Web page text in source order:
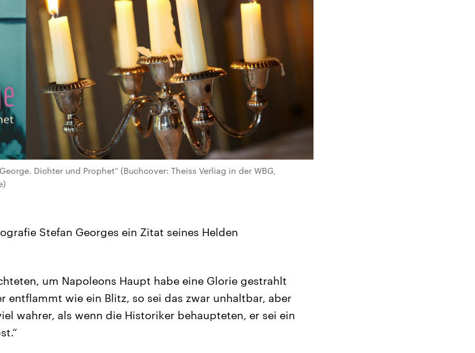
Dichter und Prophet“ (Buchcover: Theiss Verliag in der WBG,
Stefan Georges ein Zitat seines Helden
um Napoleons Haupt habe eine Glorie gestrahlt
entflammt wie ein Blitz, so sei das zwar unhaltbar, aber
wahrer, als wenn die Historiker behaupteten, er sei ein